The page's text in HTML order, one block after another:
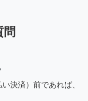
問
決済）前であれば、